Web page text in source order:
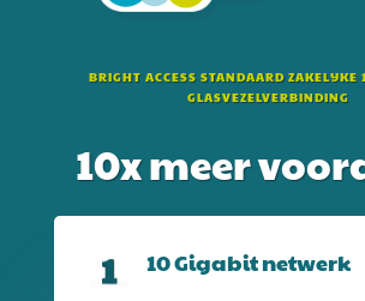
BRIGHT ACCESS STANDAARD ZAKELIJKE
GLASVEZELVERBINDING
10x meer
10 Gigabit netwerk